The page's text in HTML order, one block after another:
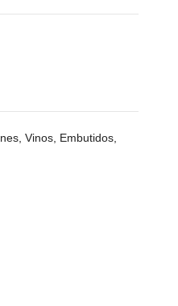
Vinos, Embutidos,